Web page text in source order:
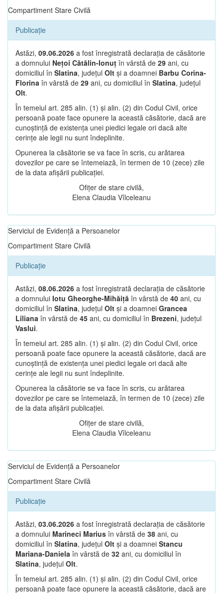
Compartiment Stare Civilă
Publicație
Astăzi, 09.06.2026 a fost înregistrată declarația de căsătorie
a domnului Nețoi Cătălin-Ionuț în vârstă de 29 ani, cu
domiciliul în Slatina, județul Olt și a doamnei Barbu Corina-
Florina în vârstă de 29 ani, cu domiciliul în Slatina, județul
Olt.
În temeiul art. 285 alin. (1) și alin. (2) din Codul Civil, orice
persoană poate face opunere la această căsătorie, dacă are
cunoștință de existența unei piedici legale ori dacă alte
cerințe ale legii nu sunt îndeplinite.
Opunerea la căsătorie se va face în scris, cu arătarea
dovezilor pe care se întemeiază, în termen de 10 (zece) zile
de la data afișării publicației.
Ofițer de stare civilă,
Elena Claudia Vîlceleanu
Serviciul de Evidență a Persoanelor
Compartiment Stare Civilă
Publicație
Astăzi, 08.06.2026 a fost înregistrată declarația de căsătorie
a domnului Iotu Gheorghe-Mihăiță în vârstă de 40 ani, cu
domiciliul în Slatina, județul Olt și a doamnei Grancea
Liliana în vârstă de 45 ani, cu domiciliul în Brezeni, județul
Vaslui.
În temeiul art. 285 alin. (1) și alin. (2) din Codul Civil, orice
persoană poate face opunere la această căsătorie, dacă are
cunoștință de existența unei piedici legale ori dacă alte
cerințe ale legii nu sunt îndeplinite.
Opunerea la căsătorie se va face în scris, cu arătarea
dovezilor pe care se întemeiază, în termen de 10 (zece) zile
de la data afișării publicației.
Ofițer de stare civilă,
Elena Claudia Vîlceleanu
Serviciul de Evidență a Persoanelor
Compartiment Stare Civilă
Publicație
Astăzi, 03.06.2026 a fost înregistrată declarația de căsătorie
a domnului Marineci Marius în vârstă de 38 ani, cu
domiciliul în Slatina, județul Olt și a doamnei Stancu
Mariana-Daniela în vârstă de 32 ani, cu domiciliul în
Slatina, județul Olt.
În temeiul art. 285 alin. (1) și alin. (2) din Codul Civil, orice
persoană poate face opunere la această căsătorie, dacă are